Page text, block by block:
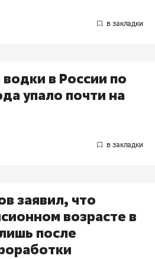
в России по
упало почти на
заявил, что
возрасте в
после